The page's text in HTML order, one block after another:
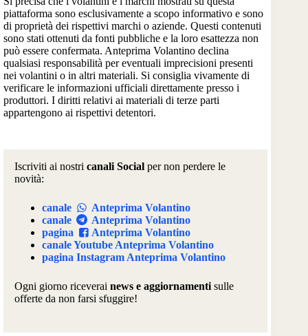
piattaforma sono esclusivamente a scopo informativo e sono
di proprietà dei rispettivi marchi o aziende. Questi contenuti
sono stati ottenuti da fonti pubbliche e la loro esattezza non
può essere confermata. Anteprima Volantino declina
qualsiasi responsabilità per eventuali imprecisioni presenti
nei volantini o in altri materiali. Si consiglia vivamente di
verificare le informazioni ufficiali direttamente presso i
produttori. I diritti relativi ai materiali di terze parti
appartengono ai rispettivi detentori.
Iscriviti ai nostri canali Social per non perdere le
novità:
canale
Anteprima Volantino
canale
Anteprima Volantino
pagina
Anteprima Volantino
canale Youtube Anteprima Volantino
pagina Instagram Anteprima Volantino
Ogni giorno riceverai news e aggiornamentisulle
offerte da non farsi sfuggire!